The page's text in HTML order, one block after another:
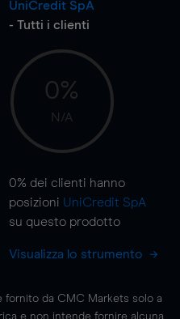
UniCredit SpA
- Tutti i clienti
0%
N/A
0% dei clienti hanno
posizioni UniCredit SpA
su questo prodotto
Visualizza lo strumento
fornito da CMC Markets solo a
e non intende fornire alcuna